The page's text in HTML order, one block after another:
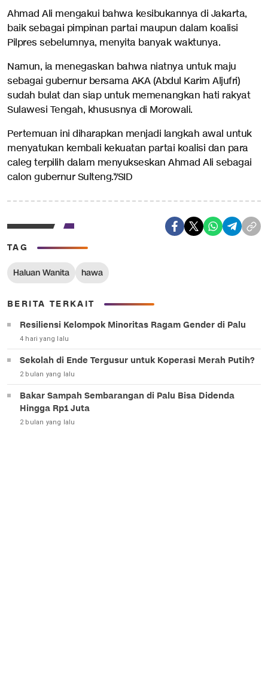
Ahmad Ali mengakui bahwa kesibukannya di Jakarta,
baik sebagai pimpinan partai maupun dalam koalisi
Pilpres sebelumnya, menyita banyak waktunya.
Namun, ia menegaskan bahwa niatnya untuk maju
sebagai gubernur bersama AKA (Abdul Karim Aljufri)
sudah bulat dan siap untuk memenangkan hati rakyat
Sulawesi Tengah, khususnya di Morowali.
Pertemuan ini diharapkan menjadi langkah awal untuk
menyatukan kembali kekuatan partai koalisi dan para
caleg terpilih dalam menyukseskan Ahmad Ali sebagai
calon gubernur Sulteng.*/SID
TAG
Haluan Wanita hawa
BERITA TERKAIT
Resiliensi Kelompok Minoritas Ragam Gender di Palu
4 hari yang lalu
Sekolah di Ende Tergusur untuk Koperasi Merah Putih?
2 bulan yang lalu
Bakar Sampah Sembarangan di Palu Bisa Didenda
Hingga Rp1 Juta
2 bulan yang lalu